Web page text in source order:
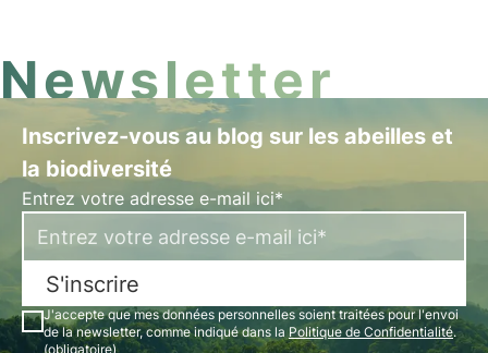
Newsletter
Inscrivez-vous au blog sur les abeilles et
la biodiversité
Entrez votre adresse e-mail ici*
S'inscrire
J'accepte que mes données personnelles soient traitées pour l'envoi
de la newsletter, comme indiqué dans la Politique de Confidentialité.
(obligatoire)